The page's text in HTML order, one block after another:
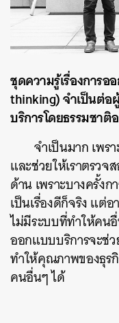
ชุดความรู้เรื่องการอ
thinking) จำเป็นต่อ
บริการโดยธรรมชาติ
จำเป็นมาก เพร
และช่วยให้เราตรวจ
ด้าน เพราะบางครั้ง
เป็นเรื่องดีก็จริง แต่
ไม่มีระบบที่ทำให้คน
ออกแบบบริการจะช่
ทำให้คุณภาพของธุร
คนอื่นๆ ได้